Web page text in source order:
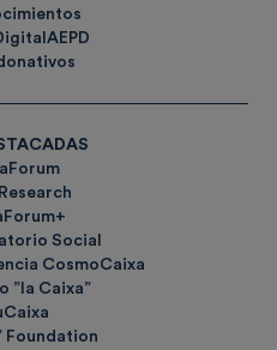
Social
CosmoCaixa
”la Caixa”
Foundation